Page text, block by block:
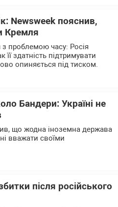
Newsweek пояснив,
Кремля
з проблемою часу: Росія
здатність підтримувати
опиняється під тиском.
Бандери: Україні не
що жодна іноземна держава
вважати своїми
після російського